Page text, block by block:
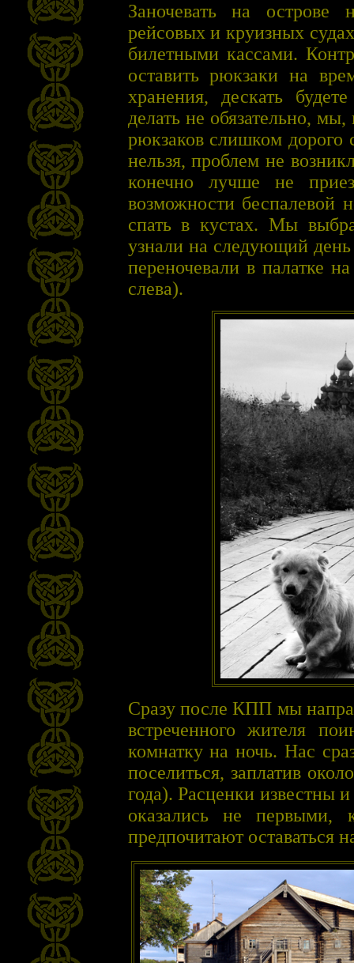
Заночевать на
рейсовых и круизных
билетными кассами.
оставить рюкзаки на
хранения, дескать
делать не обязательно,
рюкзаков слишком дорого
нельзя, проблем не
конечно лучше не
возможности беспалевой
спать в кустах. Мы
узнали на следующий день
переночевали в палатке
слева).
Сразу после КПП мы
встреченного жителя
комнатку на ночь. Нас
поселиться, заплатив
года). Расценки известны
оказались не первыми,
предпочитают оставаться